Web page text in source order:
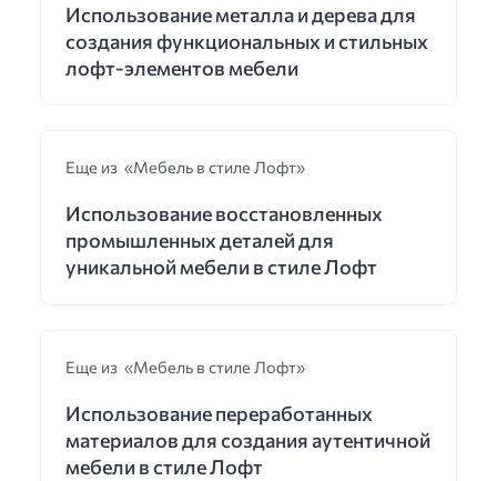
Использование металла и дерева для
создания функциональных и стильных
лофт-элементов мебели
Еще из «Мебель в стиле Лофт»
Использование восстановленных
промышленных деталей для
уникальной мебели в стиле Лофт
Еще из «Мебель в стиле Лофт»
Использование переработанных
материалов для создания аутентичной
мебели в стиле Лофт